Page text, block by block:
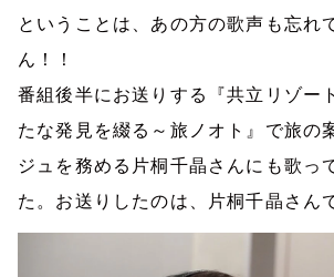
ということは、あの方の歌声も忘れ
ん！！
番組後半にお送りする『共立リゾート
たな発見を綴る～旅ノオト』で旅の
ジュを務める片桐千晶さんにも歌っ
た。お送りしたのは、片桐千晶さん